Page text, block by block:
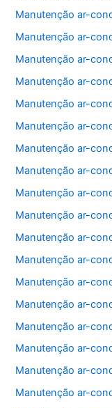
Manutenção ar-
Manutenção ar-
Manutenção ar-
Manutenção ar-
Manutenção ar-
Manutenção ar-
Manutenção ar-
Manutenção ar-
Manutenção ar-
Manutenção ar-
Manutenção ar-
Manutenção ar-
Manutenção ar-
Manutenção ar-
Manutenção ar-
Manutenção ar-
Manutenção ar-
Manutenção ar-